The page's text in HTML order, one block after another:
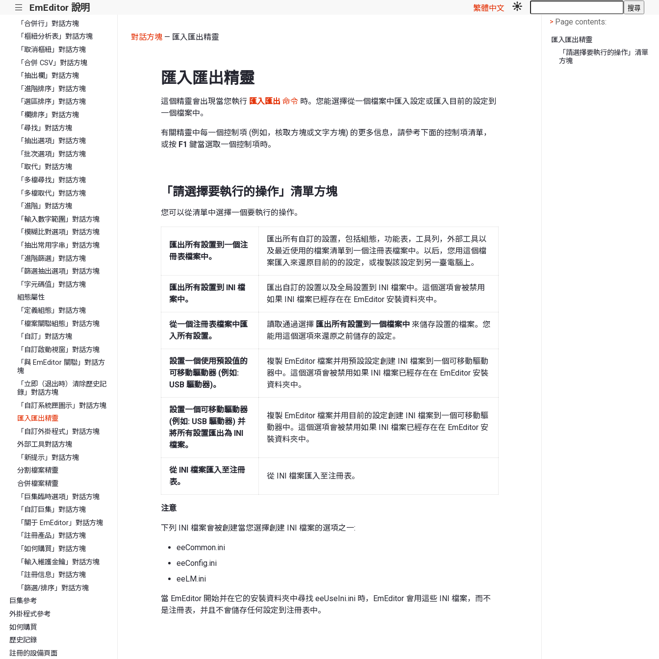
||| EmEditor 說明 繁體中文 搜尋
「分割欄」對話方塊
「合併行」對話方塊
「樞紐分析表」對話方塊
「取消樞紐」對話方塊
「合併 CSV」對話方塊
「抽出欄」對話方塊
「進階排序」對話方塊
「選區排序」對話方塊
「欄排序」對話方塊
「尋找」對話方塊
「抽出選項」對話方塊
「批次選項」對話方塊
「取代」對話方塊
「多檔尋找」對話方塊
「多檔取代」對話方塊
「進階」對話方塊
「輸入數字範圍」對話方塊
「模糊比對選項」對話方塊
「抽出常用字串」對話方塊
「進階篩選」對話方塊
「篩選抽出選項」對話方塊
「字元碼值」對話方塊
組態屬性
「定義組態」對話方塊
「檔案關聯組態」對話方塊
「自訂」對話方塊
「自訂啟動視窗」對話方塊
「與 EmEditor 關聯」對話方
塊
「立即（退出時）清除歷史記
錄」對話方塊
「自訂系統匣圖示」對話方塊
匯入匯出精靈
「自訂外掛程式」對話方塊
外部工具對話方塊
「新提示」對話方塊
分割檔案精靈
合併檔案精靈
「巨集臨時選項」對話方塊
「自訂巨集」對話方塊
「關于 EmEditor」對話方塊
「註冊產品」對話方塊
「如何購買」對話方塊
「輸入維護金鑰」對話方塊
「註冊信息」對話方塊
「篩選/排序」對話方塊
巨集參考
外掛程式參考
如何購買
歷史記錄
註冊的設備頁面
對話方塊— 匯入匯出精靈
匯入匯出精靈
這個精靈會出現當您執行 匯入匯出 命令 時。您能選擇從一個檔案中匯入設定或匯入目前的設定到
一個檔案中。
有關精靈中每一個控制項 (例如，核取方塊或文字方塊) 的更多信息，請參考下面的控制項清單，
或按 F1 鍵當選取一個控制項時。
「請選擇要執行的操作」清單方塊
您可以從清單中選擇一個要執行的操作。
匯出所有設置到一個注
冊表檔案中。
匯出所有自訂的設置，包括組態，功能表，工具列，外部工具以
及最近使用的檔案清單到一個注冊表檔案中。以后，您用這個檔
案匯入來還原目前的的設定，或複製該設定到另一臺電腦上。
匯出所有設置到 INI 檔
案中。
匯出自訂的設置以及全局設置到 INI 檔案中。這個選項會被禁用
如果 INI 檔案已經存在在 EmEditor 安裝資料夾中。
從一個注冊表檔案中匯
入所有設置。
讀取通過選擇 匯出所有設置到一個檔案中 來儲存設置的檔案。您
能用這個選項來還原之前儲存的設定。
設置一個使用預設值的
可移動驅動器 (例如:
USB 驅動器)。
複製 EmEditor 檔案并用預設設定創建 INI 檔案到一個可移動驅動
器中。這個選項會被禁用如果 INI 檔案已經存在在 EmEditor 安裝
資料夾中。
設置一個可移動驅動器
(例如: USB 驅動器) 并
將所有設置匯出為 INI
檔案。
複製 EmEditor 檔案并用目前的設定創建 INI 檔案到一個可移動驅
動器中。這個選項會被禁用如果 INI 檔案已經存在在 EmEditor 安
裝資料夾中。
從 INI 檔案匯入至注冊
表。
從 INI 檔案匯入至注冊表。
注意
下列 INI 檔案會被創建當您選擇創建 INI 檔案的選項之一:
eeCommon.ini
eeConfig.ini
eeLM.ini
當 EmEditor 開始并在它的安裝資料夾中尋找 eeUseIni.ini 時，EmEditor 會用這些 INI 檔案，而不
是注冊表，并且不會儲存任何設定到注冊表中。
< Page contents
> Page contents:
匯入匯出精靈
「請選擇要執行的操作」清單
方塊